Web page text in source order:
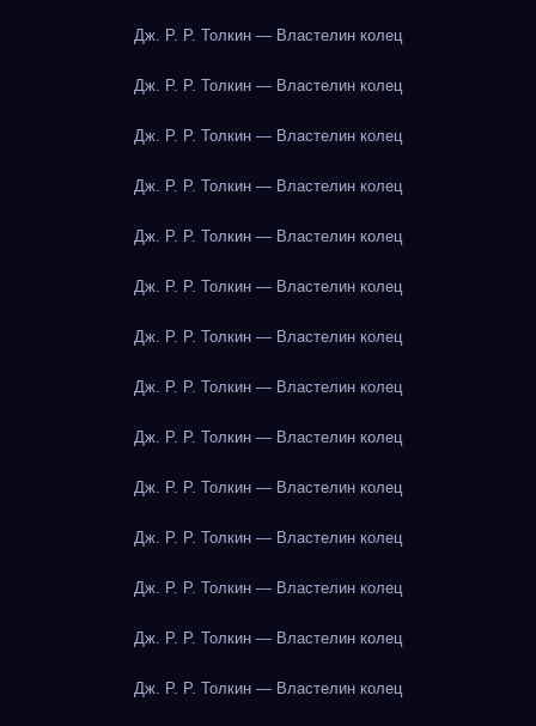
Дж. Р. Р. Толкин — Властелин колец
Дж. Р. Р. Толкин — Властелин колец
Дж. Р. Р. Толкин — Властелин колец
Дж. Р. Р. Толкин — Властелин колец
Дж. Р. Р. Толкин — Властелин колец
Дж. Р. Р. Толкин — Властелин колец
Дж. Р. Р. Толкин — Властелин колец
Дж. Р. Р. Толкин — Властелин колец
Дж. Р. Р. Толкин — Властелин колец
Дж. Р. Р. Толкин — Властелин колец
Дж. Р. Р. Толкин — Властелин колец
Дж. Р. Р. Толкин — Властелин колец
Дж. Р. Р. Толкин — Властелин колец
Дж. Р. Р. Толкин — Властелин колец